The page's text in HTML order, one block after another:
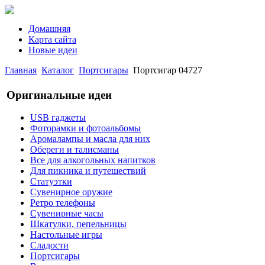
Домашняя
Карта сайта
Новые идеи
Главная Каталог Портсигары Портсигар 04727
Оригинальные идеи
USB гаджеты
Фоторамки и фотоальбомы
Аромалампы и масла для них
Обереги и талисманы
Все для алкогольных напитков
Для пикника и путешествий
Статуэтки
Сувенирное оружие
Ретро телефоны
Сувенирные часы
Шкатулки, пепельницы
Настольные игры
Сладости
Портсигары